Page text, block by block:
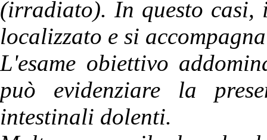
(irradiato). In questo casi,
localizzato e si
L'esame obiettivo
può evidenziare la
intestinali dolenti.